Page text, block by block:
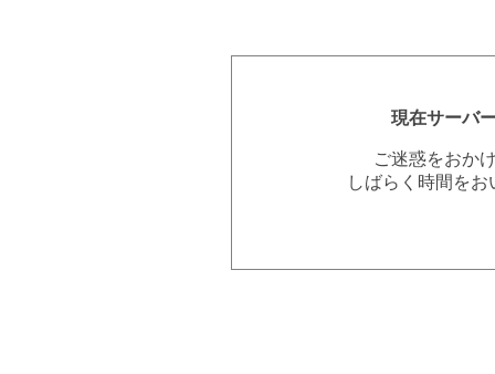
現在サーバ
ご迷惑をおか
しばらく時間を